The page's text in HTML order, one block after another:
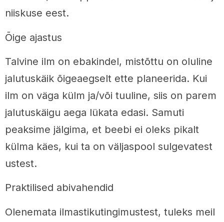
niiskuse eest.
Õige ajastus
Talvine ilm on ebakindel, mistõttu on oluline
jalutuskäik õigeaegselt ette planeerida. Kui
ilm on väga külm ja/või tuuline, siis on parem
jalutuskäigu aega lükata edasi. Samuti
peaksime jälgima, et beebi ei oleks pikalt
külma käes, kui ta on väljaspool sulgevatest
ustest.
Praktilised abivahendid
Olenemata ilmastikutingimustest, tuleks meil